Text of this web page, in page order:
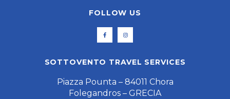
FOLLOW US
SOTTOVENTO TRAVEL SERVICES
Piazza Pounta – 84011 Chora
Folegandros – GRECIA